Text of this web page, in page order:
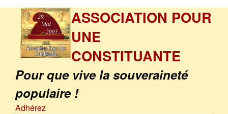
ASSOCIATION POUR
UNE
CONSTITUANTE
Pour que vive la souveraineté
populaire !
Adhérez